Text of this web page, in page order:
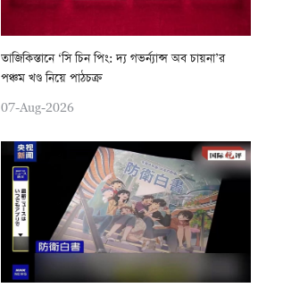
তাজিকিস্তানে ‘সি চিন পিং: দ্য গভর্ন্যান্স অব চায়না’র
পঞ্চম খণ্ড নিয়ে পাঠচক্র
07-Aug-2026